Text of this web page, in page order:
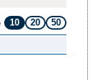
10 20 50